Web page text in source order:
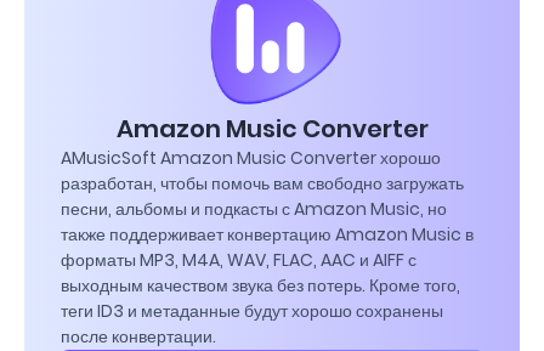
Amazon Music Converter
AMusicSoft Amazon Music Converter хорошо
разработан, чтобы помочь вам свободно загружать
песни, альбомы и подкасты с Amazon Music, но
также поддерживает конвертацию Amazon Music в
форматы MP3, M4A, WAV, FLAC, AAC и AIFF с
выходным качеством звука без потерь. Кроме того,
теги ID3 и метаданные будут хорошо сохранены
после конвертации.